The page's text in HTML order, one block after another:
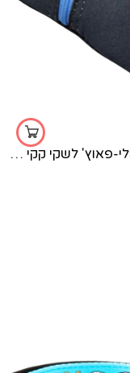
מקס&מולי-פאוץ' לשקי קקי כחול